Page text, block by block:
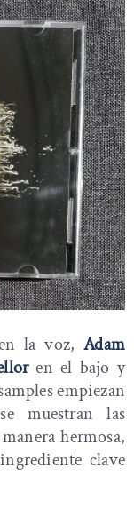
la voz,Adam
en el bajo y
empiezan
muestran las
hermosa,
clave